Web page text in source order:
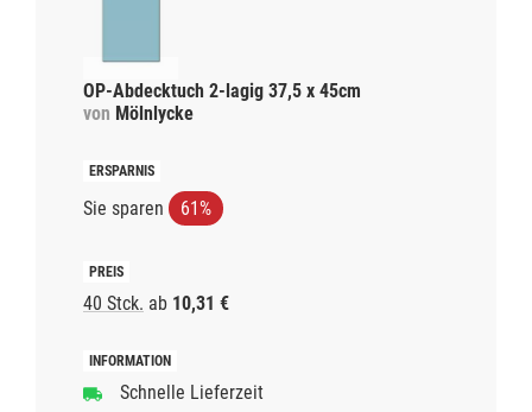
OP-Abdecktuch 2-lagig 37,5 x 45cm
von Mölnlycke
Sie sparen 61%
40 Stck. ab 10,31 €
Schnelle Lieferzeit